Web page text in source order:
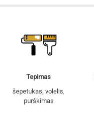
Tepimas
šepetukas, volelis,
purškimas